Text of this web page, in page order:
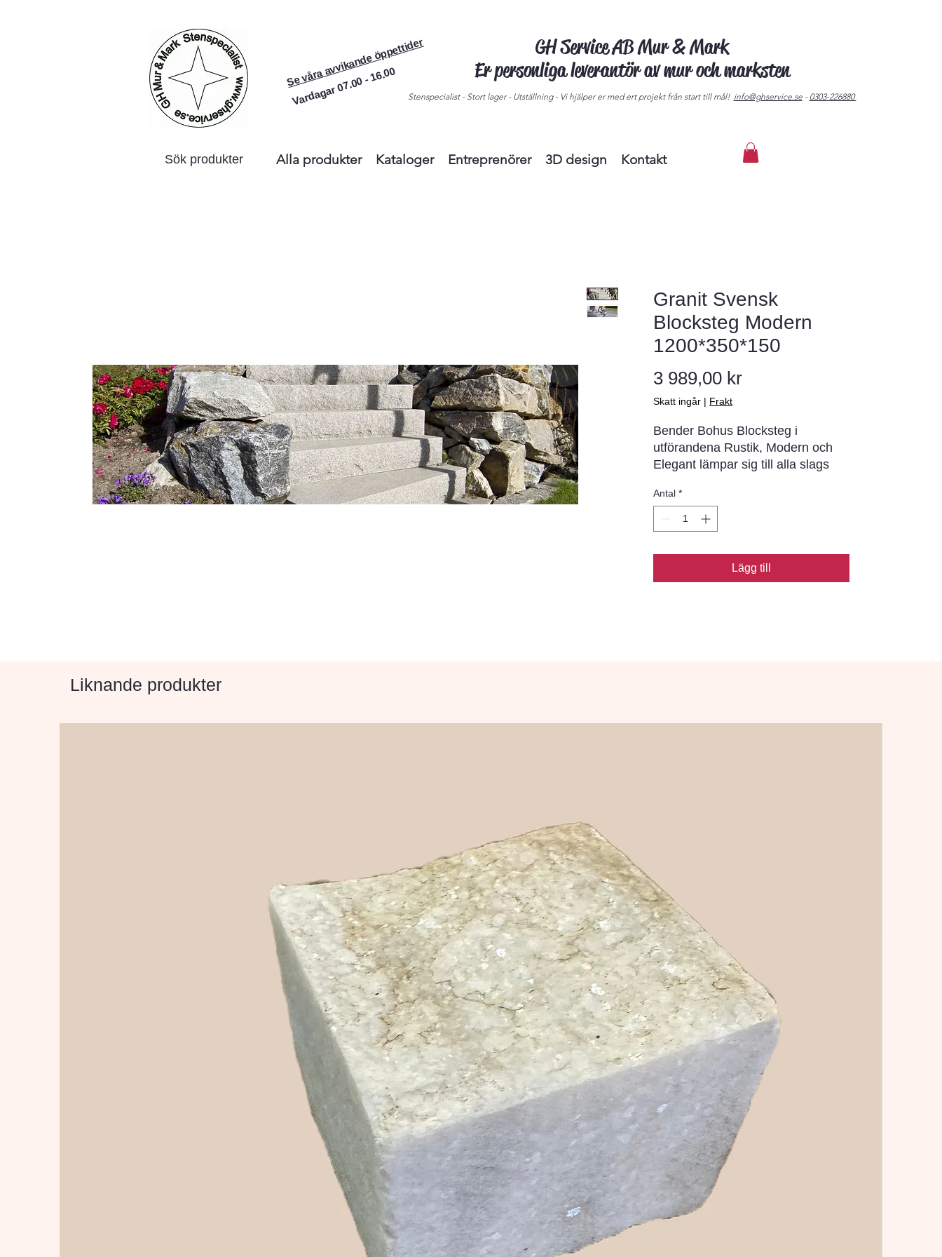
Se våra avvikande öppettider
Vardagar 07.00 - 16.00
GH Service AB Mur & Mark
Er personliga leverantör av mur och marksten
Stenspecialist - Stort lager - Utställning - Vi hjälper er med ert projekt från start till mål! info@ghservice.se- 0303-226880
Alla produkter Kataloger Entreprenörer 3D design Kontakt
Sök produkter
Granit Svensk
Blocksteg Modern
1200*350*150
3 989,00 krPris
Skatt ingår | Frakt
Bender Bohus Blocksteg i
utförandena Rustik, Modern och
Elegant lämpar sig till alla slags
utformningarna ger dig möjligheten
att skapa trappan som passar just
din stil och dina behov.
Antal *
Lägg till
Liknande produkter